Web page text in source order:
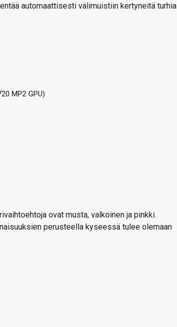
automaattisesti välimuistiin kertyneitä turhia
MP2 GPU)
ovat musta, valkoinen ja pinkki.
perusteella kyseessä tulee olemaan